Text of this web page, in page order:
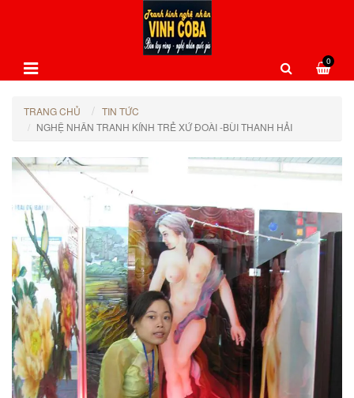
0
TRANG CHỦ
TIN TỨC
NGHỆ NHÂN TRANH KÍNH TRẺ XỨ ĐOÀI -BÙI THANH HẢI